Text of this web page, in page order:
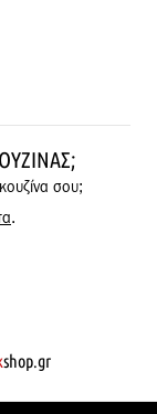
σου;
.
shop.gr